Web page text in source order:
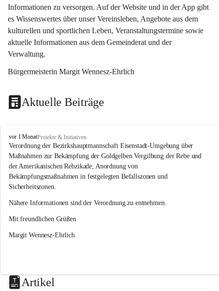
Informationen zu versorgen. Auf der Website und in der App gibt
es Wissenswertes über unser Vereinsleben, Angebote aus dem
kulturellen und sportlichen Leben, Veranstaltungstermine sowie
aktuelle Informationen aus dem Gemeinderat und der
Verwaltung.
Bürgermeisterin Margit Wennesz-Ehrlich
Aktuelle Beiträge
O
s
l
i
p
vor 1 MonatProjekte & Initiativen
Verordnung der Bezirkshauptmannschaft Eisenstadt-Umgebung über
Maßnahmen zur Bekämpfung der Goldgelben Vergilbung der Rebe und
der Amerikanischen Rebzikade; Anordnung von
Bekämpfungsmaßnahmen in festgelegten Befallszonen und
Sicherheitszonen.
Nähere Informationen sind der Verordnung zu entnehmen.
Mit freundlichen Grüßen
Margit Wennesz-Ehrlich
Artikel